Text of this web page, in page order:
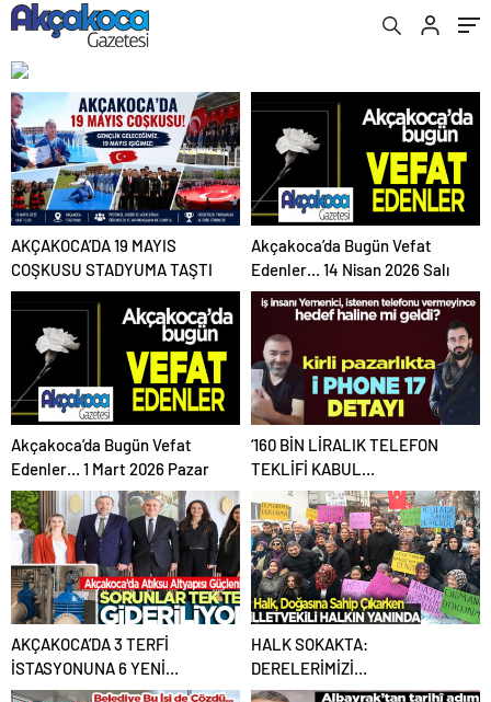
AKÇAKOCA’DA 19 MAYIS
COŞKUSU STADYUMA TAŞTI
Akçakoca’da Bugün Vefat
Edenler… 14 Nisan 2026 Salı
Akçakoca’da Bugün Vefat
Edenler… 1 Mart 2026 Pazar
‘160 BİN LİRALIK TELEFON
TEKLİFİ KABUL
EDİLMEYİNCE İŞ İNSANINI
KARALAMAYA BAŞLADI’
İDDİASI
AKÇAKOCA’DA 3 TERFİ
İSTASYONUNA 6 YENİ
VERİMLİ POMPA…
HALK SOKAKTA:
DERELERİMİZİ
SULARIMIZI,TOPRAĞIMIZI